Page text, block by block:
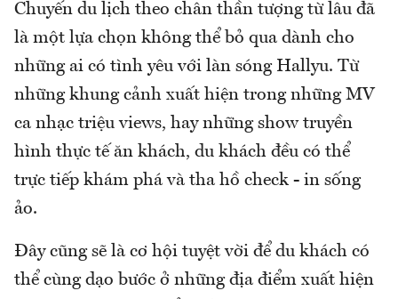
Chuyến du lịch theo chân thần tượng từ lâu đã
là một lựa chọn không thể bỏ qua dành cho
những ai có tình yêu với làn sóng Hallyu. Từ
những khung cảnh xuất hiện trong những MV
ca nhạc triệu views, hay những show truyền
hình thực tế ăn khách, du khách đều có thể
trực tiếp khám phá và tha hồ check - in sống
ảo.
Đây cũng sẽ là cơ hội tuyệt vời để du khách có
thể cùng dạo bước ở những địa điểm xuất hiện